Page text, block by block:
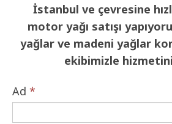
İstanbul ve çevresine
motor yağı satışı
yağlar ve madeni yağlar
ekibimizle
Ad *